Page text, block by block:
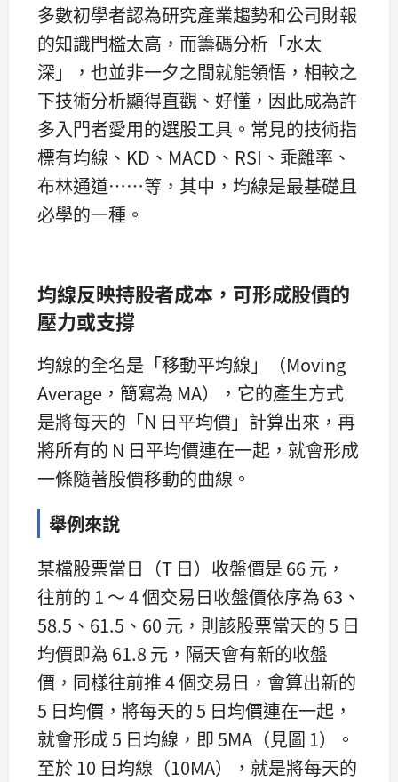
多數初學者認為研究產業趨勢和公司財報
的知識門檻太高，而籌碼分析「水太
深」，也並非一夕之間就能領悟，相較之
下技術分析顯得直觀、好懂，因此成為許
多入門者愛用的選股工具。常見的技術指
標有均線、KD、MACD、RSI、乖離率、
布林通道……等，其中，均線是最基礎且
必學的一種。
均線反映持股者成本，可形成股價的
壓力或支撐
均線的全名是「移動平均線」（Moving
Average，簡寫為 MA），它的產生方式
是將每天的「N 日平均價」計算出來，再
將所有的 N 日平均價連在一起，就會形成
一條隨著股價移動的曲線。
舉例來說
某檔股票當日（T 日）收盤價是 66 元，
往前的 1 ～ 4 個交易日收盤價依序為 63、
58.5、61.5、60 元，則該股票當天的 5 日
均價即為 61.8 元，隔天會有新的收盤
價，同樣往前推 4 個交易日，會算出新的
5 日均價，將每天的 5 日均價連在一起，
就會形成 5 日均線，即 5MA（見圖 1）。
至於 10 日均線（10MA），就是將每天的